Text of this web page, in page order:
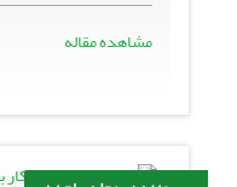
مشاهده مقاله